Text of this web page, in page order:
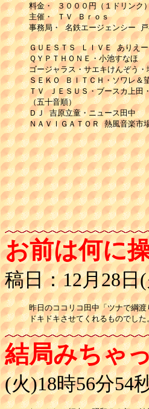
料金・ ３０００円（１ドリンク
主催・ ＴＶ Ｂｒｏｓ
事務局・ 名鉄エージェンシー
ＧＵＥＳＴＳ ＬＩＶＥ ありえ
ＱＹＰＴＨＯＮＥ・小池すなほ
ゴージャラス・サエキけんぞう
ＳＥＫＯ ＢＩＴＣＨ・ソワレ＆
ＴＶ ＪＥＳＵＳ・ブースカ上田
（五十音順）
ＤＪ 吉原立童・ニュース田中
ＮＡＶＩＧＡＴＯＲ 熱風音楽市
お前は何に
稿日：12月28日
昨日のココリコ田中「ツナで綱
ドキドキさせてくれるものでした
結局みちゃ
(火)18時56分54